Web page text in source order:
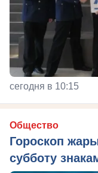
сегодня в 10:15
Общество
Гороскоп
субботу